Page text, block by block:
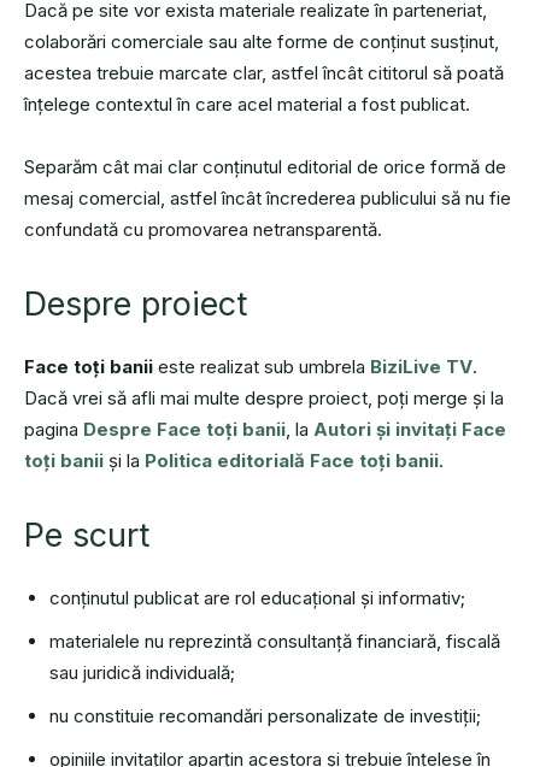
Dacă pe site vor exista materiale realizate în parteneriat,
colaborări comerciale sau alte forme de conținut susținut,
acestea trebuie marcate clar, astfel încât cititorul să poată
înțelege contextul în care acel material a fost publicat.
Separăm cât mai clar conținutul editorial de orice formă de
mesaj comercial, astfel încât încrederea publicului să nu fie
confundată cu promovarea netransparentă.
Despre proiect
Face toți banii este realizat sub umbrela BiziLive TV.
Dacă vrei să afli mai multe despre proiect, poți merge și la
pagina Despre Face toți banii, la Autori și invitați Face
toți banii și la Politica editorială Face toți banii.
Pe scurt
conținutul publicat are rol educațional și informativ;
materialele nu reprezintă consultanță financiară, fiscală
sau juridică individuală;
nu constituie recomandări personalizate de investiții;
opiniile invitaților aparțin acestora și trebuie înțelese în